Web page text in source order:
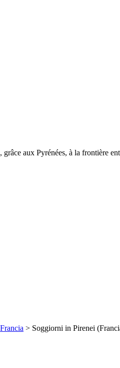
aux Pyrénées, à la frontière
Francia > Soggiorni in Pirenei